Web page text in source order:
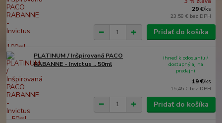
29 €/ks
23,58 € bez DPH
Pridať do košíka
PLATINUM / Inšpirovaná PACO
RABANNE - Invictus .. 50ml
19 €/ks
15,45 € bez DPH
ihneď k odoslaniu /
dostupný aj na
predajni
Pridať do košíka